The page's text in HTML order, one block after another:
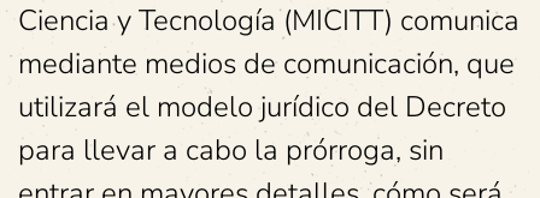
Ciencia y Tecnología (MICITT) comunica
mediante medios de comunicación, que
utilizará el modelo jurídico del Decreto
para llevar a cabo la prórroga, sin